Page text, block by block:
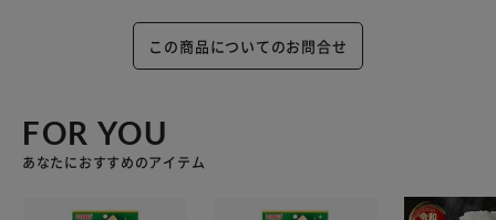
この商品についてのお問合せ
FOR YOU
あなたにおすすめのアイテム